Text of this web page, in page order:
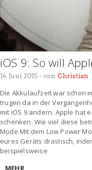
iOS 9: So will
14 Juni 2015 - von Christian
Die Akkulaufzeit war schon
trugen da in der
mit iOS 9 ändern. Apple hat
schenken. Wie viel diese
Mode Mit dem Low Power
eures Geräts drastisch,
beispielsweise
MEHR